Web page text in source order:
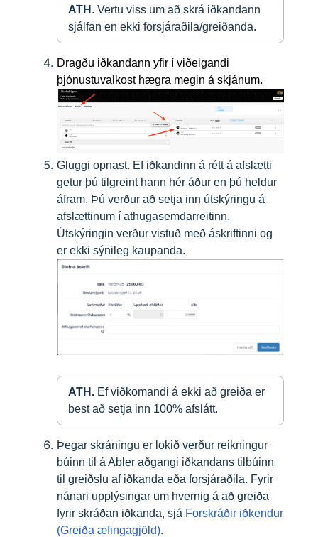
ATH . Vertu viss um að skrá iðkandann
sjálfan en ekki forsjáraðila/greiðanda.
Dragðu iðkandann yfir í viðeigandi
þjónustuvalkost hægra megin á skjánum.
Gluggi opnast. Ef iðkandinn á rétt á afslætti
getur þú tilgreint hann hér áður en þú heldur
áfram. Þú verður að setja inn útskýringu á
afslættinum í athugasemdarreitinn.
Útskýringin verður vistuð með áskriftinni og
er ekki sýnileg kaupanda.
ATH. Ef viðkomandi á ekki að greiða er
best að setja inn 100% afslátt.
Þegar skráningu er lokið verður reikningur
búinn til á Abler aðgangi iðkandans tilbúinn
til greiðslu af iðkanda eða forsjáraðila. Fyrir
nánari upplýsingar um hvernig á að greiða
fyrir skráðan iðkanda, sjá Forskráðir iðkendur
(Greiða æfingagjöld).